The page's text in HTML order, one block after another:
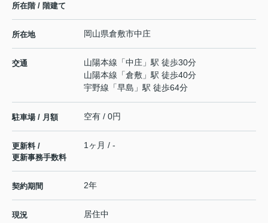
所在階 / 階建て
所在地 岡山県倉敷市中庄
交通 山陽本線 「中庄 」駅 徒歩30分
山陽本線 「倉敷 」駅 徒歩40分
宇野線 「早島 」駅 徒歩64分
駐車場 / 月額 空有 / 0円
更新料 /
更新事務手数料
1ヶ月 / -
契約期間 2年
現況 居住中